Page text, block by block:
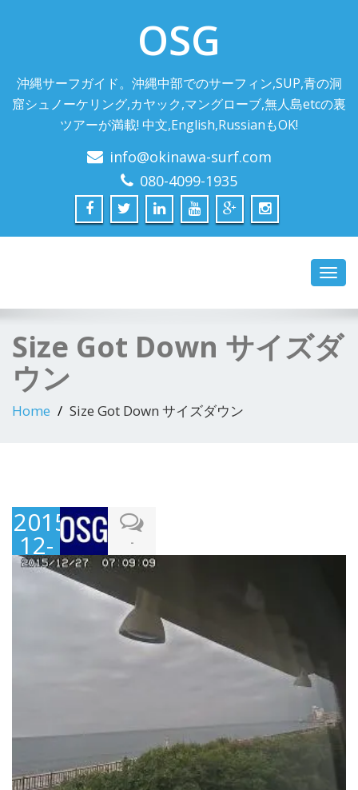
OSG
沖縄サーフガイド。沖縄中部でのサーフィン,SUP,青の洞
窟シュノーケリング,カヤック,マングローブ,無人島etcの裏
ツアーが満載! 中文,English,RussianもOK!
info@okinawa-surf.com
080-4099-1935
Size Got Down サイズダ
ウン
Home Size Got Down サイズダウン
2015-
12-
27
-